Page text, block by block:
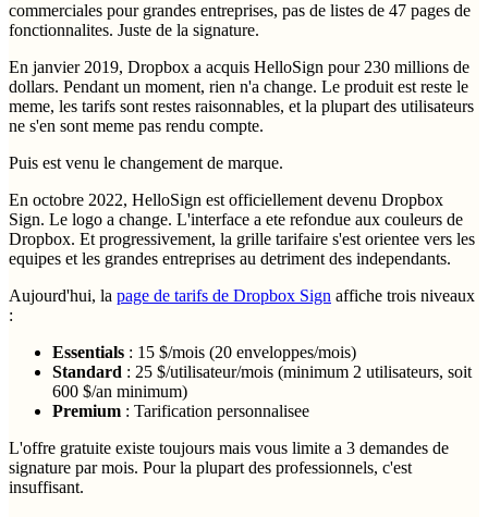
commerciales pour grandes entreprises, pas de listes de 47 pages de
fonctionnalites. Juste de la signature.
En janvier 2019, Dropbox a acquis HelloSign pour 230 millions de
dollars. Pendant un moment, rien n'a change. Le produit est reste le
meme, les tarifs sont restes raisonnables, et la plupart des utilisateurs
ne s'en sont meme pas rendu compte.
Puis est venu le changement de marque.
En octobre 2022, HelloSign est officiellement devenu Dropbox
Sign. Le logo a change. L'interface a ete refondue aux couleurs de
Dropbox. Et progressivement, la grille tarifaire s'est orientee vers les
equipes et les grandes entreprises au detriment des independants.
Aujourd'hui, la page de tarifs de Dropbox Sign affiche trois niveaux
:
Essentials : 15 $/mois (20 enveloppes/mois)
Standard : 25 $/utilisateur/mois (minimum 2 utilisateurs, soit
600 $/an minimum)
Premium : Tarification personnalisee
L'offre gratuite existe toujours mais vous limite a 3 demandes de
signature par mois. Pour la plupart des professionnels, c'est
insuffisant.